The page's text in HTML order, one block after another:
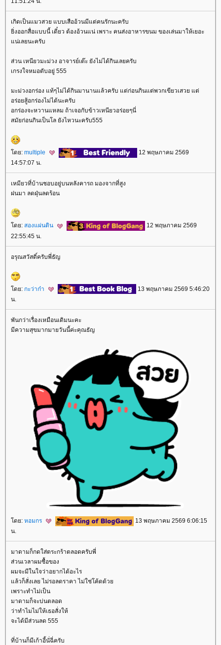
เกิดเป็นแมวสวย แบบเสืออ้วนมีแต่คนรักนะครับ
ิ่งออกสื่อแบบนี้ เดี๋ยว ต้องอ้วนแน่ เพราะ คนส่งอาหารขนม ของเล่นมาให้เยอะ
น่เลยนะครับ
ส่วน เหนียวมะม่วง อาจารย์เต๊ะ ยังไม่ได้กินเลยครับ
เกรงใจหมอตับอยู่ 555
มะม่วงอกร่อง แท้ๆไม่ได้กินมานานแล้วครับ แต่ก่อนกินแต่พวกเขียวเสวย แต่
อร่อยสู้อกร่องไม่ได้นะครับ
อกร่องจะหวานแหลม ถ้าเจอกับข้าวเหนียวอร่อยๆนี่
สมัยก่อนกินเป็นโล ยังไหวนะครับ555
ดย: multiple
12 พฤษภาคม 2569
14:57:07 น.
เหมียวที่บ้านชอบอยู่บนหลังคารถ มองจากที่สูง
ฝนมา ลดฝุ่นลดร้อน
ดย: สองแผ่นดิน
12 พฤษภาคม 2569
22:55:45 น.
อรุณสวัสดิ์ครับพี่ธัญ
ดย: กะว่าก๋า
13 พฤษภาคม 2569 5:46:20
น.
พันกว่าเรื่องเหมือนเดิมนะคะ
มีความสุขมากมายวันนี้ค่ะคุณธัญ
ดย: หอมกร
13 พฤษภาคม 2569 6:06:15
น.
มาดามก็กดใส่ตระกร้าตลอดครับพี่
ส่วนเวลาผมซื้อของ
ผมจะมีในใจว่าอยากได้อะไร
ล้วก็สั่งเลย ไม่รอลดราคา ไม่ใช่โค้ดด้ว
เพราะทำไม่เป็น
มาดามก็จะบ่นตลอด
ว่าทำไมไม่ให้เธอสั่งให้
จะได้มีส่วนลด 555
ที่บ้านก็มีเก้าอี้นั่ฉี่ครับ